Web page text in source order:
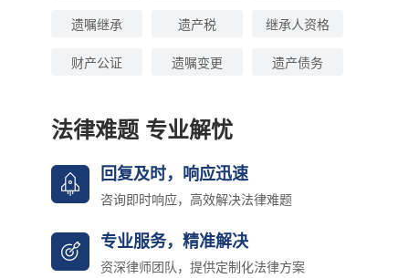
遗嘱继承 遗产税 继承人资格
财产公证 遗嘱变更 遗产债务
法律难题 专业解忧
回复及时，响应迅速
咨询即时响应，高效解决法律难题
专业服务，精准解决
资深律师团队，提供定制化法律方案